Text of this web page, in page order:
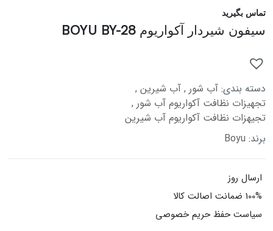
تماس بگیرید
سیفون شیردار آکواریوم BOYU BY-28
دسته بندی: آب شور , آب شیرین ,
تجهیزات نظافت آکواریوم آب شور ,
تجیهزات نظافت آکواریوم آب شیرین
برند: Boyu
ارسال روز
100% ضمانت اصالت کالا
سیاست حفظ حریم خصوصی